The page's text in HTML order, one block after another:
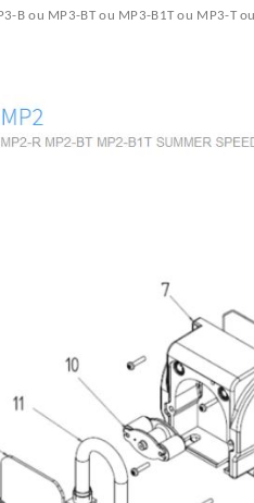
B ou MP3-BT ou MP3-B1T ou MP3-T